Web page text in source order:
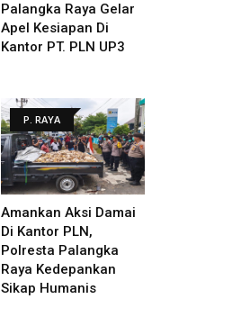
Palangka Raya Gelar
Apel Kesiapan Di
Kantor PT. PLN UP3
P. RAYA
Amankan Aksi Damai
Di Kantor PLN,
Polresta Palangka
Raya Kedepankan
Sikap Humanis